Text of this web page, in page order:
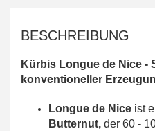
BESCHREIBUNG
Kürbis Longue de Nice -
konventioneller
Longue de Nice ist
Butternut, der 60 -